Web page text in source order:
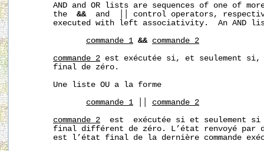
AND and OR lists are sequences of one of
       the
&&
and  ││ control operators,
executed with left associativity.  An AND
commande_1 && commande_2
commande_2 est exécutée si, et seulement
       final de zéro.
       Une liste OU a la forme
commande_1
commande_2
commande_2
est  exécutée si et seulement
final différent de zéro. L’état renvoyé par
est l’état final de la dernière commande